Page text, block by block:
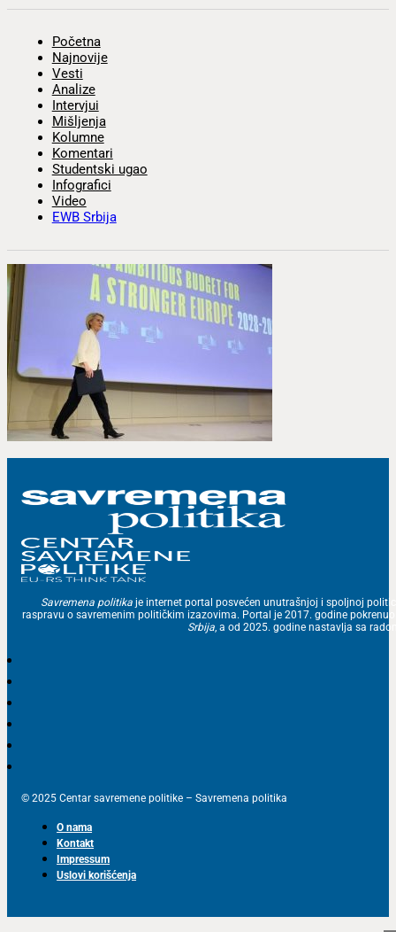
Početna
Najnovije
Vesti
Analize
Intervjui
Mišljenja
Kolumne
Komentari
Studentski ugao
Infografici
Video
EWB Srbija
Savremena politika je internet portal posvećen unutrašnjoj i spoljnoj
raspravu o savremenim političkim izazovima. Portal je 2017. godine
Srbija, a od 2025. godine nastavlja sa
© 2025 Centar savremene politike – Savremena politika
O nama
Kontakt
Impressum
Uslovi korišćenja